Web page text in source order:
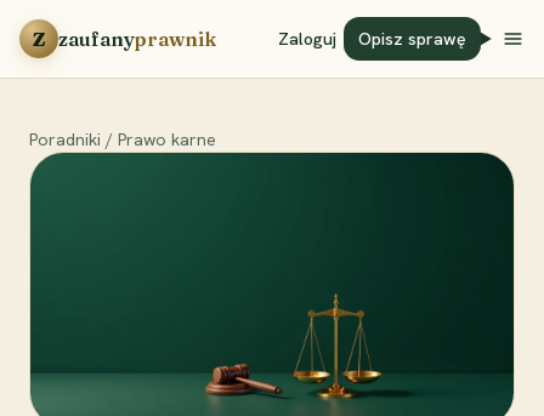
Przejdź do treści
Z zaufanyprawnik Zaloguj Opisz sprawę
Poradniki / Prawo karne